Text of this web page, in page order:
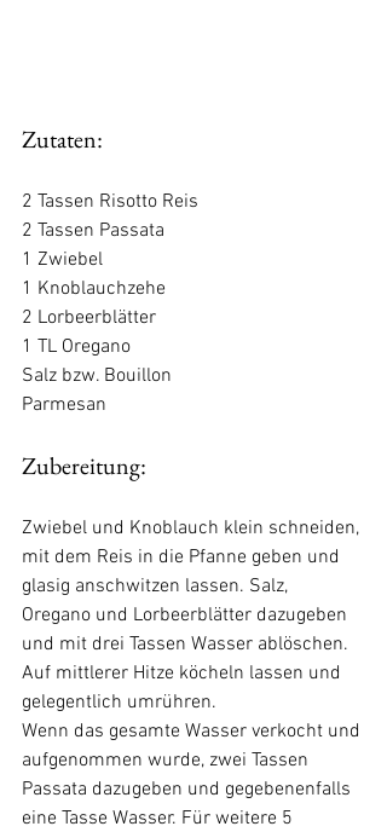
Zutaten:
2 Tassen Risotto Reis
​2 Tassen Passata
1 Zwiebel
1 Knoblauchzehe
2 Lorbeerblätter
1 TL Oregano
Salz bzw. Bouillon
Parmesan
Zubereitung:
Zwiebel und Knoblauch klein schneiden,
mit dem Reis in die Pfanne geben und
glasig anschwitzen lassen. Salz,
Oregano und Lorbeerblätter dazugeben
und mit drei Tassen Wasser ablöschen.
Auf mittlerer Hitze köcheln lassen und
gelegentlich umrühren.
Wenn das gesamte Wasser verkocht und
aufgenommen wurde, zwei Tassen
Passata dazugeben und gegebenenfalls
eine Tasse Wasser. Für weitere 5